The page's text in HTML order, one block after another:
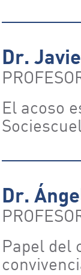
Dr.
El acoso
Dr.
Papel del